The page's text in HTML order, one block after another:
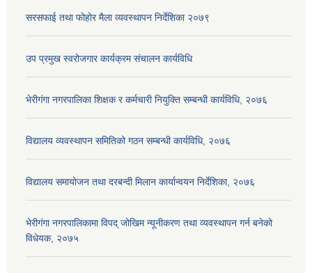
सरसफाई तथा फोहोर मैला व्यवस्थापन निर्देशिका २०७९
उप प्रमुख स्वरोजगार कार्यक्रम संचालन कार्यविधि
भेरीगंगा नगरपालिका शिक्षक र कर्मचारी नियुक्ति सम्बन्धी कार्यविधि, २०७६
विद्यालय व्यवस्थापन समितिको गठन सम्बन्धी कार्यविधि, २०७६
विद्यालय समायोजन तथा दरबन्दी मिलान कार्यान्वयन निर्देशिका, २०७६
भेरीगंगा नगरपालिकामा विपद् जोखिम न्यूनीकरण तथा व्यवस्थापन गर्न बनेको
विधेयक, २०७५